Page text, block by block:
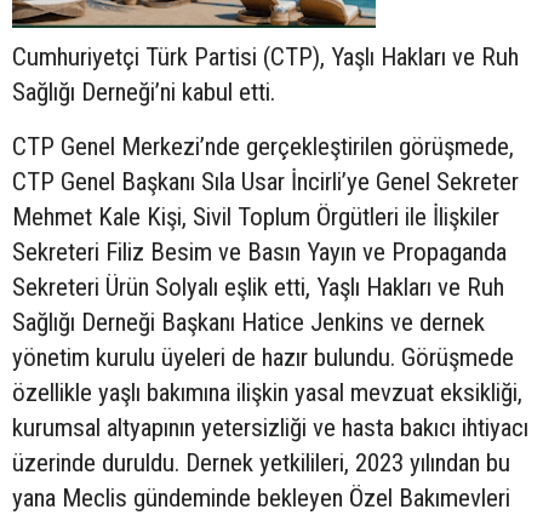
Cumhuriyetçi Türk Partisi (CTP), Yaşlı Hakları ve Ruh
Sağlığı Derneği’ni kabul etti.
CTP Genel Merkezi’nde gerçekleştirilen görüşmede,
CTP Genel Başkanı Sıla Usar İncirli’ye Genel Sekreter
Mehmet Kale Kişi, Sivil Toplum Örgütleri ile İlişkiler
Sekreteri Filiz Besim ve Basın Yayın ve Propaganda
Sekreteri Ürün Solyalı eşlik etti, Yaşlı Hakları ve Ruh
Sağlığı Derneği Başkanı Hatice Jenkins ve dernek
yönetim kurulu üyeleri de hazır bulundu. Görüşmede
özellikle yaşlı bakımına ilişkin yasal mevzuat eksikliği,
kurumsal altyapının yetersizliği ve hasta bakıcı ihtiyacı
üzerinde duruldu. Dernek yetkilileri, 2023 yılından bu
yana Meclis gündeminde bekleyen Özel Bakımevleri